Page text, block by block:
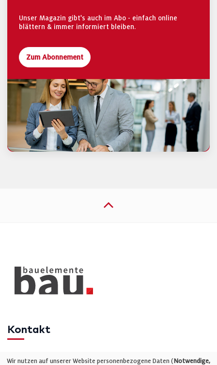
Unser Magazin gibt's auch im Abo - einfach online
blättern & immer informiert bleiben.
Zum Abonnement
Kontakt
Telefon: +49 (0)711 2585563-0
Wir nutzen auf unserer Website personenbezogene Daten (Notwendige,